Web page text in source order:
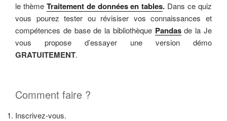
le thème Traitement de données en tables. Dans ce quiz
vous pourez tester ou révisiser vos connaissances et
compétences de base de la bibliothèque Pandasde la Je
vous propose d’essayer une version démo
GRATUITEMENT.
Comment faire ?
Inscrivez-vous.